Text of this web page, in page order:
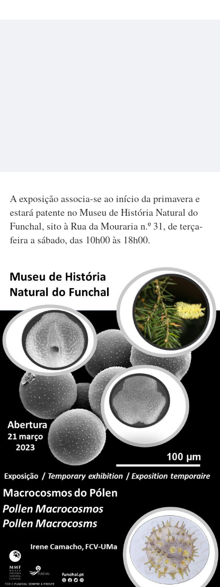
A exposição associa-se ao início da primavera e
estará patente no Museu de História Natural do
Funchal, sito à Rua da Mouraria n.º 31, de terça-
feira a sábado, das 10h00 às 18h00.